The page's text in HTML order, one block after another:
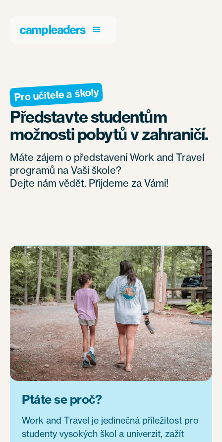
Pro učitele a školy
Představte studentům
možnosti pobytů v zahraničí.
Máte zájem o představení Work and Travel
programů na Vaší škole?
Dejte nám vědět. Přijdeme za Vámi!
Ptáte se proč?
Work and Travel je jedinečná příležitost pro
studenty vysokých škol a univerzit, zažít